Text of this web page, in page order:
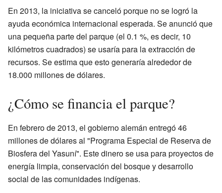
En 2013, la iniciativa se canceló porque no se logró la
ayuda económica internacional esperada. Se anunció que
una pequeña parte del parque (el 0.1 %, es decir, 10
kilómetros cuadrados) se usaría para la extracción de
recursos. Se estima que esto generaría alrededor de
18.000 millones de dólares.
¿Cómo se financia el parque?
En febrero de 2013, el gobierno alemán entregó 46
millones de dólares al "Programa Especial de Reserva de
Biosfera del Yasuní". Este dinero se usa para proyectos de
energía limpia, conservación del bosque y desarrollo
social de las comunidades indígenas.